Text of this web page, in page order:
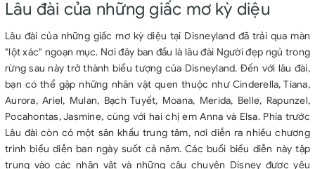
Lâu đài của những giấc mơ kỳ diệu
Lâu đài của những giấc mơ kỳ diệu tại Disneyland đã trải qua màn
"lột xác" ngoạn mục. Nơi đây ban đầu là lâu đài Người đẹp ngủ trong
rừng sau này trở thành biểu tượng của Disneyland. Đến với lâu đài,
bạn có thể gặp những nhân vật quen thuộc như Cinderella, Tiana,
Aurora, Ariel, Mulan, Bạch Tuyết, Moana, Merida, Belle, Rapunzel,
Pocahontas, Jasmine, cùng với hai chị em Anna và Elsa. Phía trước
Lâu đài còn có một sân khấu trung tâm, nơi diễn ra nhiều chương
trình biểu diễn ban ngày suốt cả năm. Các buổi biểu diễn này tập
trung vào các nhân vật và những câu chuyện Disney được yêu